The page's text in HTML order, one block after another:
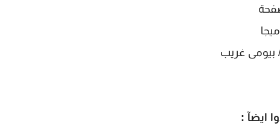
بيومى غريب
ايضآ :